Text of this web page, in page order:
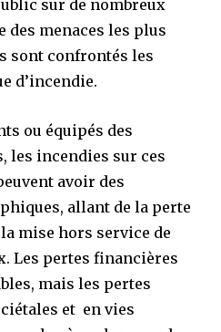
sur de nombreux
des menaces les plus
sont confrontés les
d’incendie.
ou équipés des
les incendies sur ces
avoir des
allant de la perte
mise hors service de
Les pertes financières
mais les pertes
et en vies